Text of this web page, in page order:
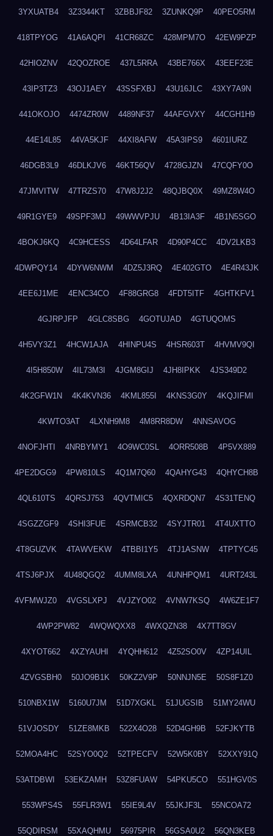
3YXUATB4 3Z3344KT 3ZBBJF82 3ZUNKQ9P 40PEO5RM
418TPYOG 41A6AQPI 41CR68ZC 428MPM7O 42EW9PZP
42HIOZNV 42QOZROE 437L5RRA 43BE766X 43EEF23E
43IP3TZ3 43OJ1AEY 43SSFXBJ 43U16JLC 43XY7A9N
441OKOJO 4474ZR0W 4489NF37 44AFGVXY 44CGH1H9
44E14L85 44VA5KJF 44XI8AFW 45A3IPS9 4601IURZ
46DGB3L9 46DLKJV6 46KT56QV 4728GJZN 47CQFY0O
47JMVITW 47TRZS70 47W8J2J2 48QJBQ0X 49MZ8W4O
49R1GYE9 49SPF3MJ 49WWVPJU 4B13IA3F 4B1N5SGO
4BOKJ6KQ 4C9HCESS 4D64LFAR 4D90P4CC 4DV2LKB3
4DWPQY14 4DYW6NWM 4DZ5J3RQ 4E402GTO 4E4R43JK
4EE6J1ME 4ENC34CO 4F88GRG8 4FDT5ITF 4GHTKFV1
4GJRPJFP 4GLC8SBG 4GOTUJAD 4GTUQOMS
4H5VY3Z1 4HCW1AJA 4HINPU4S 4HSR603T 4HVMV9QI
4I5H850W 4IL73M3I 4JGM8GIJ 4JH8IPKK 4JS349D2
4K2GFW1N 4K4KVN36 4KML855I 4KNS3G0Y 4KQJIFMI
4KWTO3AT 4LXNH9M8 4M8RR8DW 4NNSAVOG
4NOFJHTI 4NRBYMY1 4O9WC0SL 4ORR508B 4P5VX889
4PE2DGG9 4PW810LS 4Q1M7Q60 4QAHYG43 4QHYCH8B
4QL610TS 4QRSJ753 4QVTMIC5 4QXRDQN7 4S31TENQ
4SGZZGF9 4SHI3FUE 4SRMCB32 4SYJTR01 4T4UXTTO
4T8GUZVK 4TAWVEKW 4TBBI1Y5 4TJ1ASNW 4TPTYC45
4TSJ6PJX 4U48QGQ2 4UMM8LXA 4UNHPQM1 4URT243L
4VFMWJZ0 4VGSLXPJ 4VJZYO02 4VNW7KSQ 4W6ZE1F7
4WP2PW82 4WQWQXX8 4WXQZN38 4X7TT8GV
4XYOT662 4XZYAUHI 4YQHH612 4Z52SO0V 4ZP14UIL
4ZVGSBH0 50JO9B1K 50KZ2V9P 50NNJN5E 50S8F1Z0
510NBX1W 5160U7JM 51D7XGKL 51JUGSIB 51MY24WU
51VJOSDY 51ZE8MKB 522X4O28 52D4GH9B 52FJKYTB
52MOA4HC 52SYO0Q2 52TPECFV 52W5K0BY 52XXY91Q
53ATDBWI 53EKZAMH 53Z8FUAW 54PKU5CO 551HGV0S
553WPS4S 55FLR3W1 55IE9L4V 55JKJF3L 55NCOA72
55QDIRSM 55XAQHMU 56975PIR 56GSA0U2 56QN3KEB